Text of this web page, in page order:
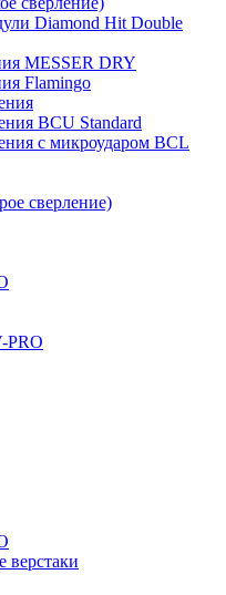
Diamond Hit Double
MESSER DRY
Flamingo
BCU Standard
с микроударом BCL
сверление)
PRO
верстаки